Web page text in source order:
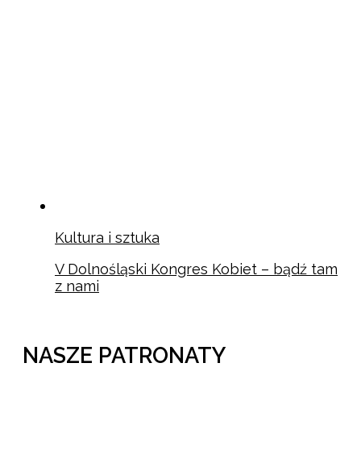
Kultura i sztuka
V Dolnośląski Kongres Kobiet – bądź tam
z nami
NASZE PATRONATY